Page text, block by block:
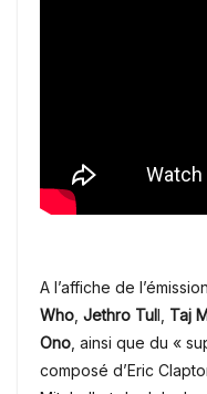
A l’affiche de
Who Jethro Tull, Taj
Ono , ainsi que du «
composé d’Eric